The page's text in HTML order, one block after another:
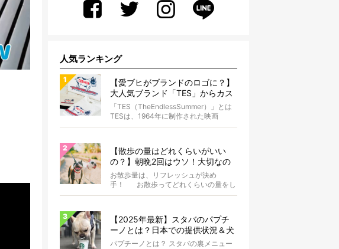
人気ランキング
【愛ブヒがブランドのロゴに？】
大人気ブランド「TES」からカス
タムオーダーが誕生！
「TES（TheEndlessSummer）」とは
TESは、1964年に制作された映画
『The...
【散歩の量はどれくらいがいい
の？】朝晩2回はウソ！大切なの
は運動量より「リフレッシュ」〜
お散歩にまつわる疑問FAQつき〜
お散歩量は、リフレッシュが決め
手！ お散歩ってどれくらいの量をし
たらいいのか迷いませんか？ よ...
【2025年最新】スタバのパプチ
ーノとは？日本での提供状況＆犬
同伴OK店舗一覧も紹介！
パプチーノとは？ スタバの裏メニュー